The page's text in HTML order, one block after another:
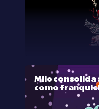
Milo consolida
como